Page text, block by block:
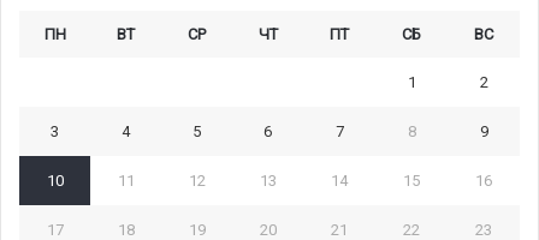
ПН ВТ СР ЧТ ПТ СБ ВС
1 2
3 4 5 6 7 8 9
10 11 12 13 14 15 16
17 18 19 20 21 22 23